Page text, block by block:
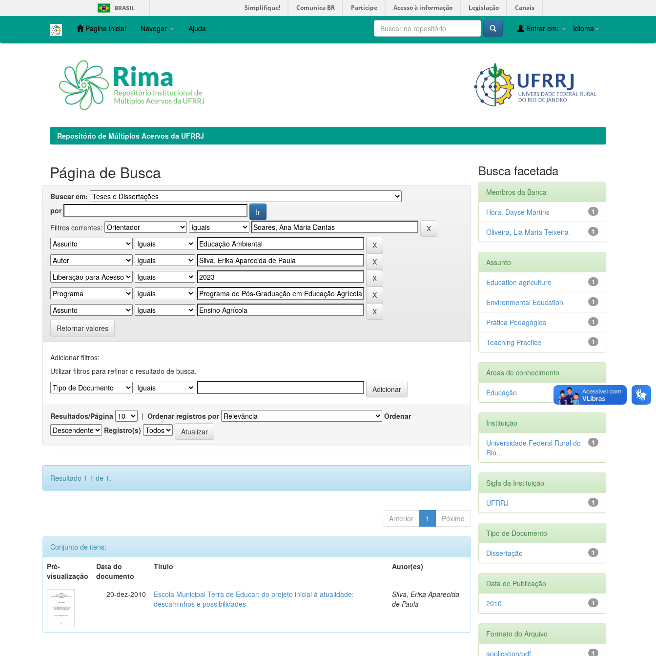
navigation
BRASIL Simplifique! Comunica BR Participe Acesso à informação Legislação Canais
Página inicial Navegar Ajuda Idioma
Entrar em:
Repositório de Múltiplos Acervos da UFRRJ
Página de Busca
Buscar em:
por
Filtros correntes:
Retornar valores
Adicionar filtros:
Utilizar filtros para refinar o resultado de busca.
Resultados/Página | Ordenar registros por
Ordenar
Registro(s)
Resultado 1-1 de 1.
Anterior 1 Póximo
Conjunto de itens:
Pré-
visualização
Data do
documento
Título Autor(es)
20-dez-2010
Escola Municipal Terra de Educar: do projeto inicial à atualidade:
descaminhos e possibilidades
Silva, Erika Aparecida
de Paula
Busca facetada
Membros da Banca
1
Hora, Dayse Martins
1
Oliveira, Lia Maria Teixeira
Assunto
1
Education agriculture
1
Environmental Education
1
Prática Pedagógica
1
Teaching Practice
Áreas de conhecimento
1
Educação
Instituição
1
Universidade Federal Rural do
Rio...
Sigla da Instituição
1
UFRRJ
Tipo de Documento
1
Dissertação
Data de Publicação
1
2010
Formato do Arquivo
1
application/pdf